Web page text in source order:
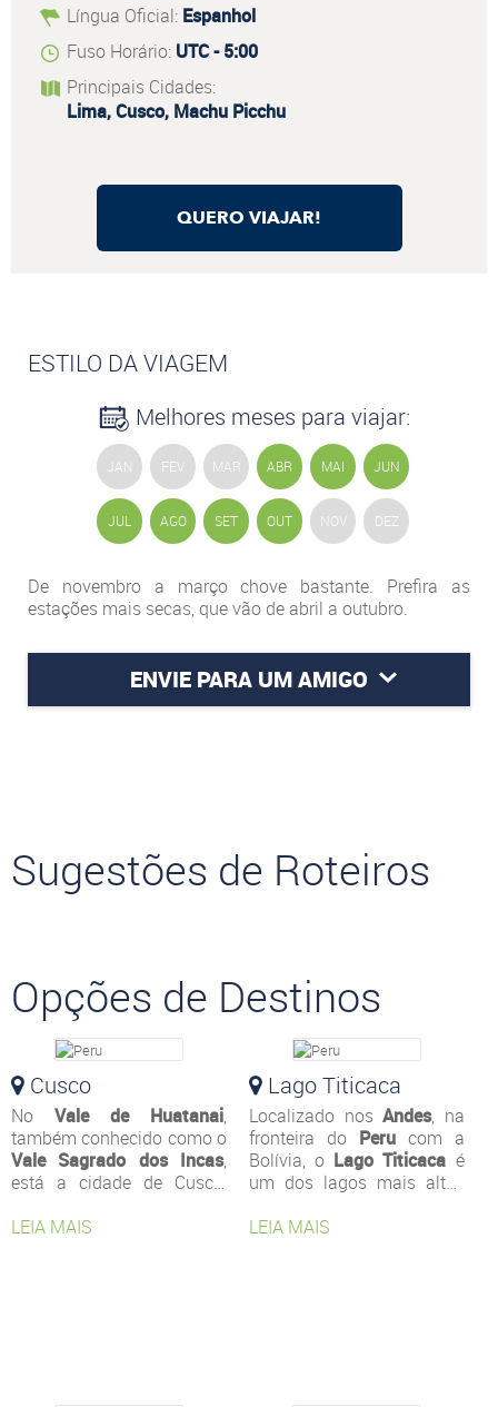
Língua Oficial: Espanhol
Fuso Horário: UTC - 5:00
Principais Cidades:
Lima, Cusco, Machu Picchu
QUERO VIAJAR!
ESTILO DA VIAGEM
Melhores meses para viajar:
JAN FEV MAR ABR MAI JUN
JUL AGO SET OUT NOV DEZ
De novembro a março chove bastante. Prefira as
estações mais secas, que vão de abril a outubro.
ENVIE PARA UM AMIGO
Sugestões de Roteiros
Opções de Destinos
Cusco
No Vale de Huatanai,
também conhecido como o
Vale Sagrado dos Incas,
está a cidade de Cusco,
visitadas do Peru. A região
LEIA MAIS
Lago Titicaca
Localizado nos Andes, na
fronteira do Peru com a
Bolívia, o Lago Titicaca é
um dos lagos mais altos
3.821 metros acima do
LEIA MAIS